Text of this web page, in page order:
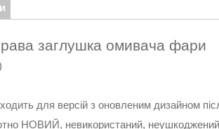
заглушка омивача фари
для версій з оновленим дизайном
НОВИЙ, невикористаний, неушкоджений